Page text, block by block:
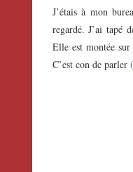
J’étais à mon
regardé. J’ai tapé
Elle est montée
C’est con de parler